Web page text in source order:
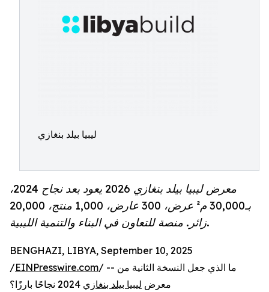
ليبيا بيلد بنغازي
معرض ليبيا بيلد بنغازي 2026 يعود بعد نجاح 2024،
بـ30,000 م² عرض، 300 عارض، 1,000 منتج، 20,000
زائر. منصة للتعاون في البناء والتنمية الليبية.
BENGHAZI, LIBYA, September 10, 2025
/EINPresswire.com/ -- ما الذي جعل النسخة الثانية من
معرض ليبيا بيلد بنغازي